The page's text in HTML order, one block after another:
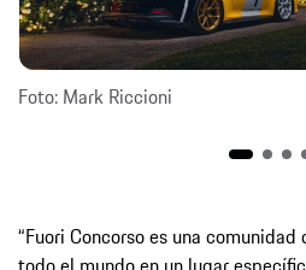
Foto: Mark Riccioni
“Fuori Concorso es una